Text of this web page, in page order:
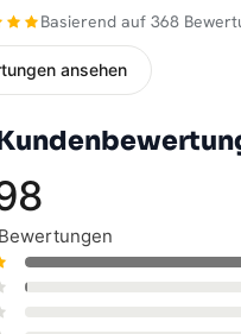
Basierend auf 368
ansehen